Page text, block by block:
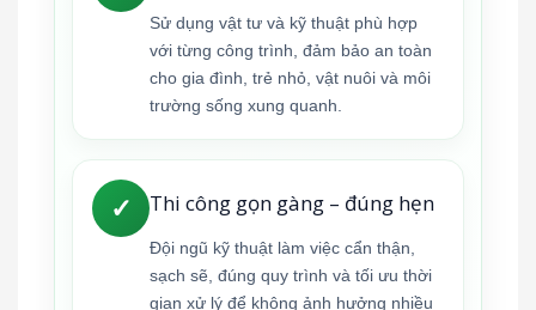
Sử dụng vật tư và kỹ thuật phù hợp
với từng công trình, đảm bảo an toàn
cho gia đình, trẻ nhỏ, vật nuôi và môi
trường sống xung quanh.
✓ Thi công gọn gàng – đúng hẹn
Đội ngũ kỹ thuật làm việc cẩn thận,
sạch sẽ, đúng quy trình và tối ưu thời
gian xử lý để không ảnh hưởng nhiều